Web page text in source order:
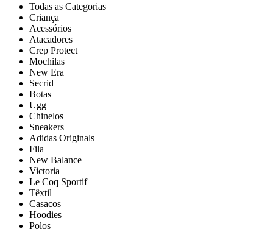
Todas as Categorias
Criança
Acessórios
Atacadores
Crep Protect
Mochilas
New Era
Secrid
Botas
Ugg
Chinelos
Sneakers
Adidas Originals
Fila
New Balance
Victoria
Le Coq Sportif
Têxtil
Casacos
Hoodies
Polos